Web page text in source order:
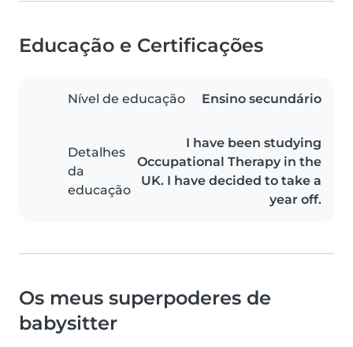
Educação e Certificações
Nível de educação Ensino secundário
Detalhes
da
educação
I have been studying
Occupational Therapy in the
UK. I have decided to take a
year off.
Os meus superpoderes de
babysitter